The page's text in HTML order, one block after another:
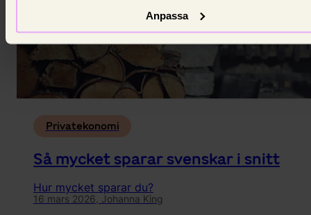
Anpassa
Privatekonomi
Så mycket sparar svenskar i snitt
Hur mycket sparar du?
16 mars 2026, Johanna King